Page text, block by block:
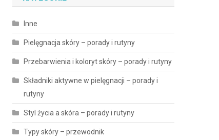
Inne
Pielęgnacja skóry – porady i rutyny
Przebarwienia i koloryt skóry – porady i rutyny
Składniki aktywne w pielęgnacji – porady i
rutyny
Styl życia a skóra – porady i rutyny
Typy skóry – przewodnik